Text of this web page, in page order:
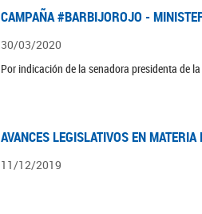
CAMPAÑA #BARBIJOROJO -
30/03/2020
Por indicación de la senadora presidenta de
AVANCES LEGISLATIVOS EN
11/12/2019